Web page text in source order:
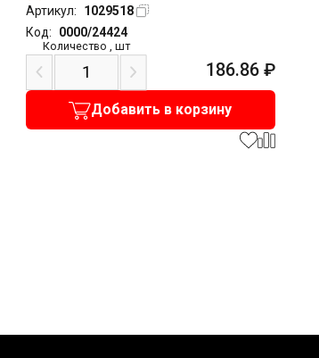
Артикул:
1029518
Код:
0000/24424
Количество шт
186.86 ₽
Добавить в корзину